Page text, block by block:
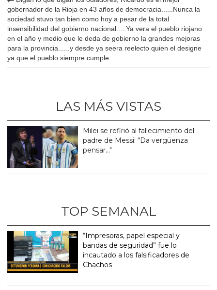
gobernador de la Rioja en 43 años de democracia......Nunca la
sociedad stuvo tan bien como hoy a pesar de la total
insensibilidad del gobierno nacional.....Ya vera el pueblo riojano
en el año y medio que le deda de gobierno la grandes mejoras
para la provincia......y desde ya seera reelecto quien el designe
ya que el pueblo siempre cumple.......
LAS MÁS VISTAS
Milei se refirió al fallecimiento del
padre de Messi: “Da vergüenza
pensar..."
TOP SEMANAL
“Impresoras, papel especial y
bandas de seguridad” fue lo
incautado a los falsificadores de
Chachos